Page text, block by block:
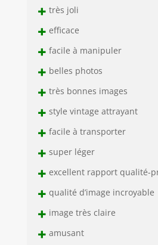
+ très joli
+ efficace
+ facile à manipuler
+ belles photos
+ très bonnes images
+ style vintage attrayant
+ facile à transporter
+ super léger
+ excellent rapport qualité-
+ qualité d’image incroyable
+ image très claire
+ amusant